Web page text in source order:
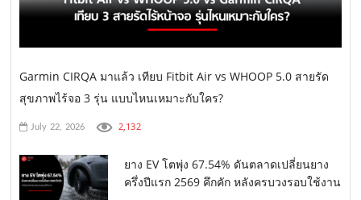
Garmin CIRQA มาแล้ว เทียบ Fitbit Air vs WHOOP 5.0 สายรัด
สุขภาพไร้จอ 3 รุ่น แบบไหนเหมาะกับใคร?
July 22, 2026 2,132
ยาง EV โตพุ่ง 67.54% ดันตลาดเปลี่ยนยาง
ครึ่งปีแรก 2569 คึกคัก หลังครบวงรอบใช้งาน